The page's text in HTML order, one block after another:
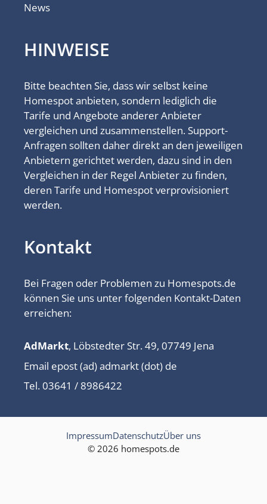
News
HINWEISE
Bitte beachten Sie, dass wir selbst keine
Homespot anbieten, sondern lediglich die
Tarife und Angebote anderer Anbieter
vergleichen und zusammenstellen. Support-
Anfragen sollten daher direkt an den jeweiligen
Anbietern gerichtet werden, dazu sind in den
Vergleichen in der Regel Anbieter zu finden,
deren Tarife und Homespot verprovisioniert
werden.
Kontakt
Bei Fragen oder Problemen zu Homespots.de
können Sie uns unter folgenden Kontakt-Daten
erreichen:
AdMarkt, Löbstedter Str. 49, 07749 Jena
Email epost (ad) admarkt (dot) de
Tel. 03641 / 8986422
© 2026 homespots.de
ImpressumDatenschutzÜber uns